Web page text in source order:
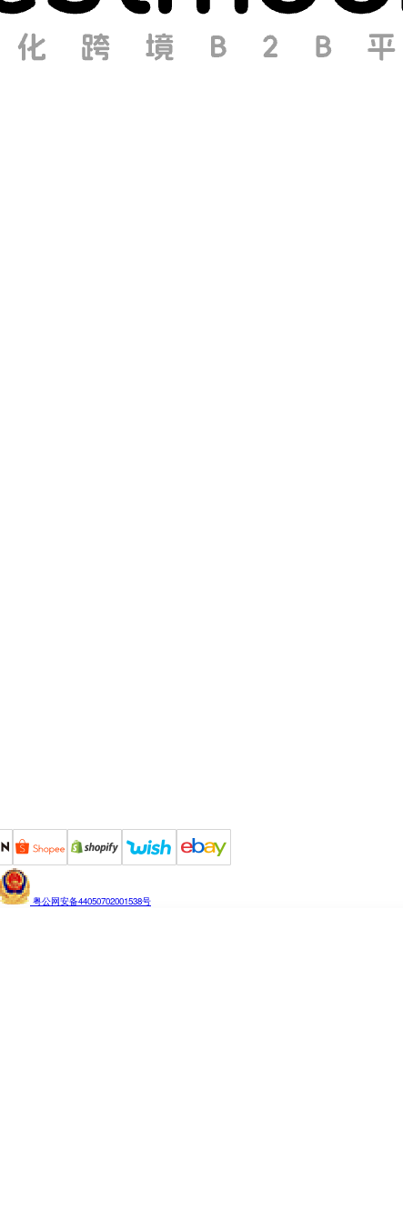
粤公网安备44050702001538号